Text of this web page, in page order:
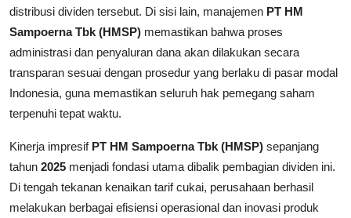
distribusi dividen tersebut. Di sisi lain, manajemen PT HM
Sampoerna Tbk (HMSP) memastikan bahwa proses
administrasi dan penyaluran dana akan dilakukan secara
transparan sesuai dengan prosedur yang berlaku di pasar modal
Indonesia, guna memastikan seluruh hak pemegang saham
terpenuhi tepat waktu.
Kinerja impresif PT HM Sampoerna Tbk (HMSP) sepanjang
tahun 2025 menjadi fondasi utama dibalik pembagian dividen ini.
Di tengah tekanan kenaikan tarif cukai, perusahaan berhasil
melakukan berbagai efisiensi operasional dan inovasi produk